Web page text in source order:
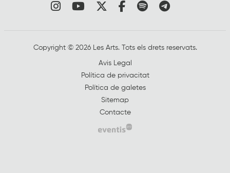
Link a instagram
Link a youtube
Link a twitter
Link a facebook
Link a spotify
Link a
Copyright © 2026 Les Arts. Tots els drets reservats.
Avis Legal
Política de privacitat
Política de galetes
Sitemap
Contacte